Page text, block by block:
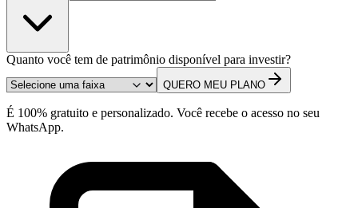
Quanto você tem de patrimônio disponível para investir?
QUERO MEU PLANO
É 100% gratuito e personalizado. Você recebe o acesso no seu
WhatsApp.